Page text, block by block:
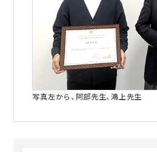
写真左から、阿部先生、鴻上先生